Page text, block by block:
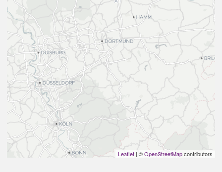
Leaflet | ©OpenStreetMapcontributors